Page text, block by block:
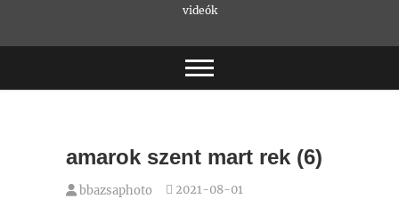
videók
amarok szent mart rek (6)
bbazsaphoto
2021-08-01